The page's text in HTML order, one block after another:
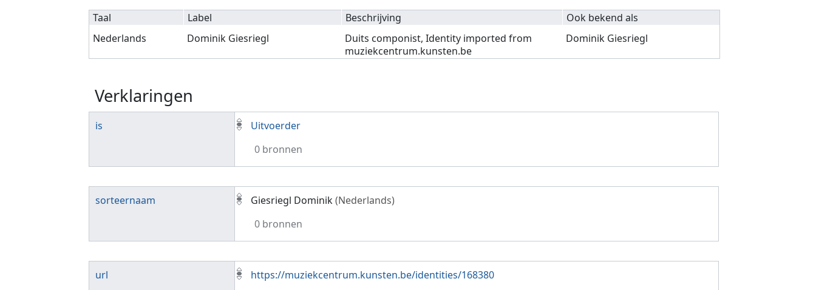
Taal Label Beschrijving
Ook bekend als
Nederlands
Dominik Giesriegl
Duits componist, Identity imported from
muziekcentrum.kunsten.be
Dominik Giesriegl
Verklaringen
is
Uitvoerder
0 bronnen
sorteernaam Giesriegl Dominik(Nederlands)
0 bronnen
url https://muziekcentrum.kunsten.be/identities/168380